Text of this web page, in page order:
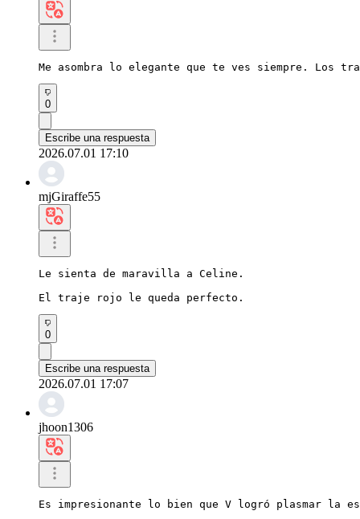
Me asombra lo elegante que te ves siempre. Los
0
Escribe una respuesta
2026.07.01 17:10
mjGiraffe55
Le sienta de maravilla a Celine.
El traje rojo le queda perfecto.
0
Escribe una respuesta
2026.07.01 17:07
jhoon1306
Es impresionante lo bien que V logró plasmar la